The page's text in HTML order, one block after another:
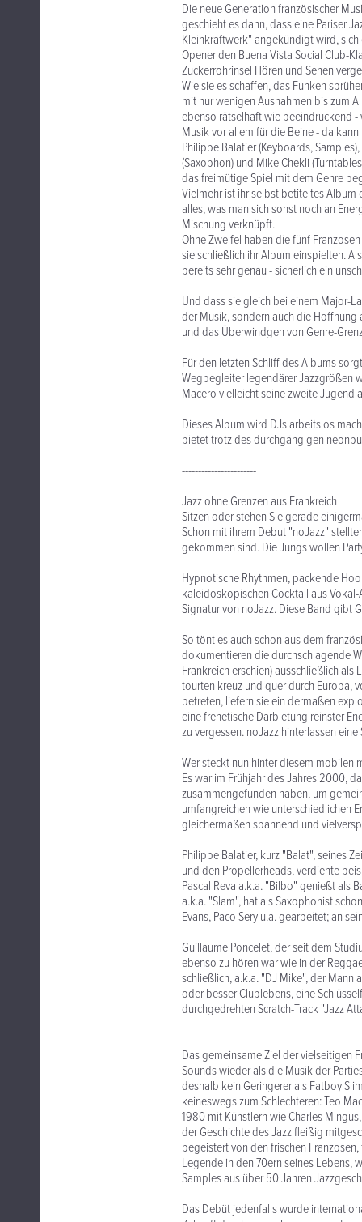
Die neue Generation französischer
geschieht es dann, dass eine Pariser
Kleinkraftwerk" angekündigt wird,
Opener den Buena Vista Social Club-
Zuckerrohrinsel Hören und Sehen
Wie sie es schaffen, das Funken
mit nur wenigen Ausnahmen bis zum
ebenso rätselhaft wie beeindruckend
Musik vor allem für die Beine - da
Philippe Balatier (Keyboards,
(Saxophon) und Mike Chekli
das freimütige Spiel mit dem Genre
Vielmehr ist ihr selbst betiteltes Album
alles, was man sich sonst noch an
Mischung verknüpft.
Ohne Zweifel haben die fünf
sie schließlich ihr Album einspielten.
bereits sehr genau - sicherlich ein
Und dass sie gleich bei einem Major-
der Musik, sondern auch die Hoffnung
und das Überwindgen von Genre-
Für den letzten Schliff des Albums
Wegbegleiter legendärer Jazzgrößen
Macero vielleicht seine zweite Jugend
Dieses Album wird DJs arbeitslos
bietet trotz des durchgängigen
-----------------------
Jazz ohne Grenzen aus Frankreich
Sitzen oder stehen Sie gerade
Schon mit ihrem Debut "noJazz"
gekommen sind. Die Jungs wollen
Hypnotische Rhythmen, packende
kaleidoskopischen Cocktail aus
Signatur von noJazz. Diese Band gibt
So tönt es auch schon aus dem
dokumentieren die durchschlagende
Frankreich erschien) ausschließlich
tourten kreuz und quer durch Europa,
betreten, liefern sie ein dermaßen
eine frenetische Darbietung reinster
zu vergessen. noJazz hinterlassen
Wer steckt nun hinter diesem mobilen
Es war im Frühjahr des Jahres 2000,
zusammengefunden haben, um
umfangreichen wie unterschiedlichen
gleichermaßen spannend und
Philippe Balatier, kurz "Balat", seines
und den Propellerheads, verdiente
Pascal Reva a.k.a. "Bilbo" genießt als
a.k.a. "Slam", hat als Saxophonist
Evans, Paco Sery u.a. gearbeitet; an
Guillaume Poncelet, der seit dem
ebenso zu hören war wie in der
schließlich, a.k.a. "DJ Mike", der
oder besser Clublebens, eine
durchgedrehten Scratch-Track "Jazz
Das gemeinsame Ziel der vielseitigen
Sounds wieder als die Musik der
deshalb kein Geringerer als Fatboy
keineswegs zum Schlechteren: Teo
1980 mit Künstlern wie Charles
der Geschichte des Jazz fleißig
begeistert von den frischen
Legende in den 70ern seines Lebens,
Samples aus über 50 Jahren
Das Debüt jedenfalls wurde